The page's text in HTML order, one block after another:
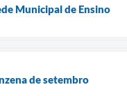
Municipal de Ensino
de setembro